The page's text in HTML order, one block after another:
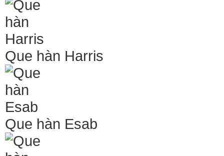
Que hàn Harris
Que hàn Esab